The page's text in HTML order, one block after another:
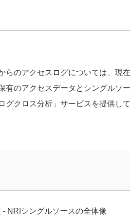
らのアクセスログについては、現
有のアクセスデータとシングルソ
グクロス分析」サービスを提供し
- NRIシングルソースの全体像